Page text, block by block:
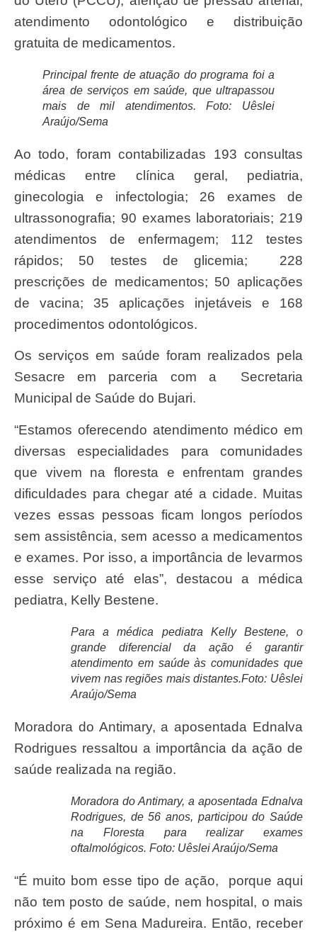
atendimento odontológico e distribuição
gratuita de medicamentos.
Principal frente de atuação do programa foi a
área de serviços em saúde, que ultrapassou
mais de mil atendimentos. Foto: Uêslei
Araújo/Sema
Ao todo, foram contabilizadas 193 consultas
médicas entre clínica geral, pediatria,
ginecologia e infectologia; 26 exames de
ultrassonografia; 90 exames laboratoriais; 219
atendimentos de enfermagem; 112 testes
rápidos; 50 testes de glicemia; 228
prescrições de medicamentos; 50 aplicações
de vacina; 35 aplicações injetáveis e 168
procedimentos odontológicos.
Os serviços em saúde foram realizados pela
Sesacre em parceria com a Secretaria
Municipal de Saúde do Bujari.
“Estamos oferecendo atendimento médico em
diversas especialidades para comunidades
que vivem na floresta e enfrentam grandes
dificuldades para chegar até a cidade. Muitas
vezes essas pessoas ficam longos períodos
sem assistência, sem acesso a medicamentos
e exames. Por isso, a importância de levarmos
esse serviço até elas”, destacou a médica
pediatra, Kelly Bestene.
Para a médica pediatra Kelly Bestene, o
grande diferencial da ação é garantir
atendimento em saúde às comunidades que
vivem nas regiões mais distantes.Foto: Uêslei
Araújo/Sema
Moradora do Antimary, a aposentada Ednalva
Rodrigues ressaltou a importância da ação de
saúde realizada na região.
Moradora do Antimary, a aposentada Ednalva
Rodrigues, de 56 anos, participou do Saúde
na Floresta para realizar exames
oftalmológicos. Foto: Uêslei Araújo/Sema
“É muito bom esse tipo de ação, porque aqui
não tem posto de saúde, nem hospital, o mais
próximo é em Sena Madureira. Então, receber